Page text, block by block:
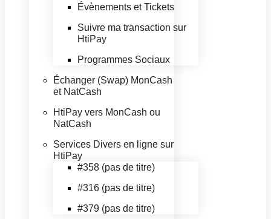
Évènements et Tickets
Suivre ma transaction sur
HtiPay
Programmes Sociaux
Échanger (Swap) MonCash
et NatCash
HtiPay vers MonCash ou
NatCash
Services Divers en ligne sur
HtiPay
#358 (pas de titre)
#316 (pas de titre)
#379 (pas de titre)